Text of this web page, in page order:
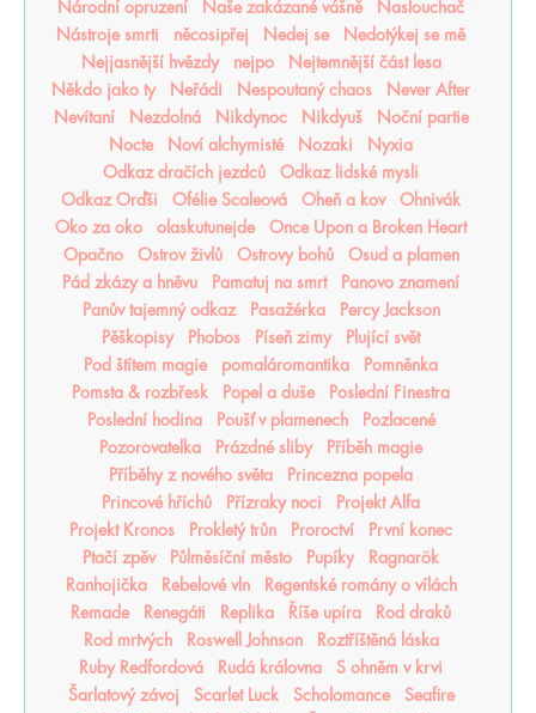
Národní opruzení Naše zakázané vášně
Naslouchač
Nástroje smrti
něcosipřej Nedej se
Nedotýkej se mě
Nejjasnější hvězdy
nejpo
Nejtemnější část lesa
Někdo jako ty
Neřádi Nespoutaný chaos
Never After
Nevítaní
Nezdolná Nikdynoc Nikdyuš
Noční partie
Nocte
Noví alchymisté Nozaki
Nyxia
Odkaz dračích jezdců
Odkaz lidské mysli
Odkaz Orďši
Ofélie Scaleová Oheň a kov
Ohnivák
Oko za oko
olaskutunejde
Once Upon a Broken Heart
Opačno
Ostrov živlů Ostrovy bohů
Osud a plamen
Pád zkázy a hněvu
Pamatuj na smrt
Panovo znamení
Panův tajemný odkaz
Pasažérka
Percy Jackson
Pěškopisy
Phobos Píseň zimy
Plující svět
Pod štítem magie
pomaláromantika
Pomněnka
Pomsta & rozbřesk
Popel a duše
Poslední Finestra
Poslední hodina
Poušť v plamenech
Pozlacené
Pozorovatelka
Prázdné sliby
Příběh magie
Příběhy z nového světa
Princezna popela
Princové hříchů
Přízraky noci
Projekt Alfa
Projekt Kronos
Prokletý trůn Proroctví
První konec
Ptačí zpěv
Půlměsíční město Pupíky
Ragnarök
Ranhojička
Rebelové vln
Regentské romány o vílách
Remade
Renegáti Replika Říše upíra
Rod draků
Rod mrtvých
Roswell Johnson
Roztříštěná láska
Ruby Redfordová
Rudá královna
S ohněm v krvi
Šarlatový závoj
Scarlet Luck Scholomance
Seafire